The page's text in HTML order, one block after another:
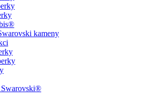
kameny
Swarovski®